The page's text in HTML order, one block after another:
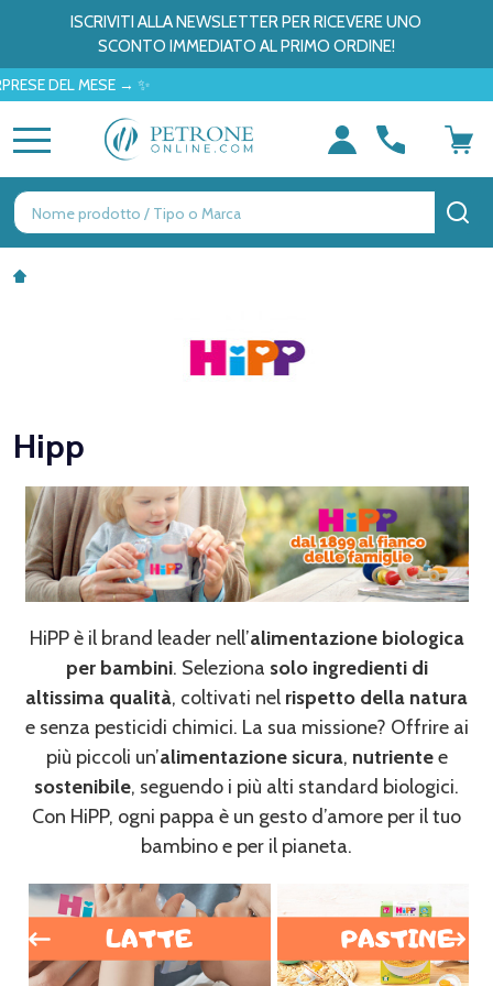
ISCRIVITI ALLA NEWSLETTER PER RICEVERE UNO
SCONTO IMMEDIATO AL PRIMO ORDINE!
DEL MESE → ✨
Ricerca
Hipp
HiPP è il brand leader nell’alimentazione biologica
per bambini. Seleziona solo ingredienti di
altissima qualità, coltivati nel rispetto della natura
e senza pesticidi chimici. La sua missione? Offrire ai
più piccoli un’alimentazione sicura, nutrientee
sostenibile, seguendo i più alti standard biologici.
Con HiPP, ogni pappa è un gesto d’amore per il tuo
bambino e per il pianeta.